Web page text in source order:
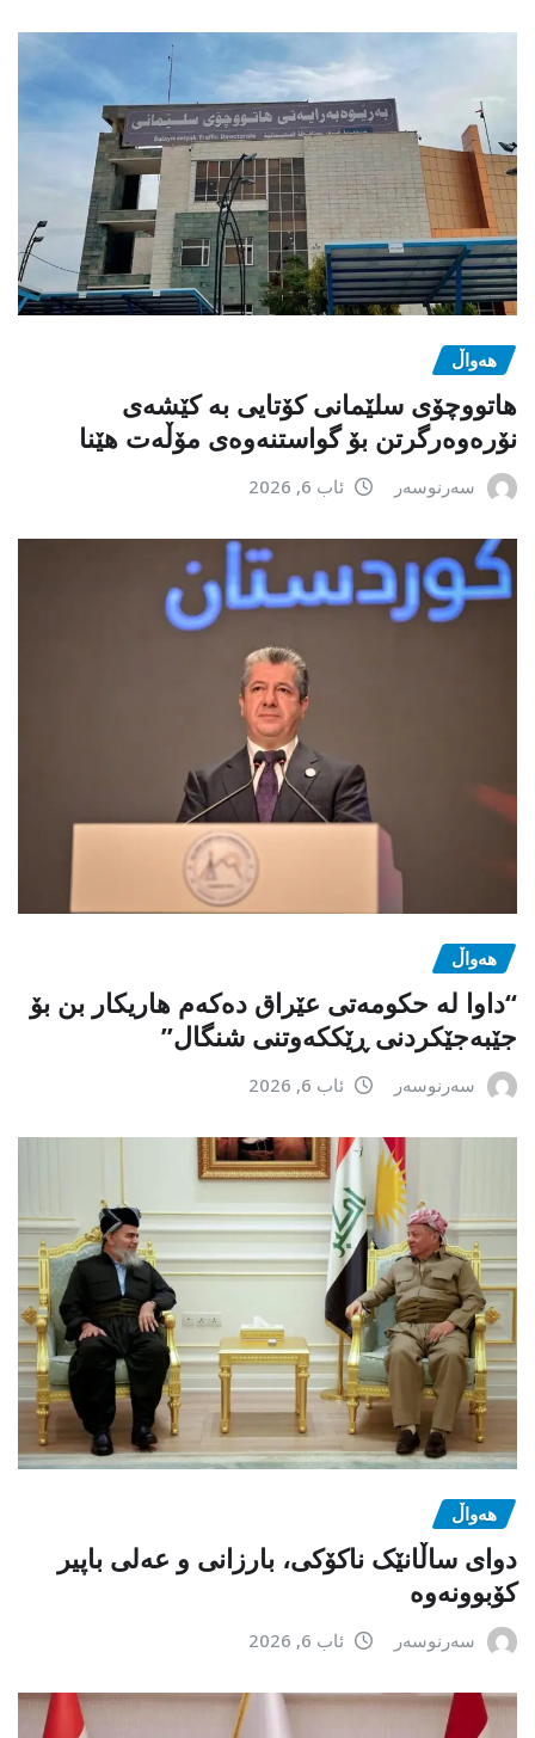
هەواڵ
هاتووچۆی سلێمانی کۆتایی بە کێشەی
نۆرەوەرگرتن بۆ گواستنەوەی مۆڵەت هێنا
سەرنوسەر ئاب 6, 2026
هەواڵ
“داوا لە حكومەتی عێراق دەكەم هاریكار بن بۆ
جێبەجێكردنی ڕێككەوتنی شنگال”
سەرنوسەر ئاب 6, 2026
هەواڵ
دوای ساڵانێک ناکۆکی، بارزانی و عەلی باپیر
کۆبوونەوە
سەرنوسەر ئاب 6, 2026